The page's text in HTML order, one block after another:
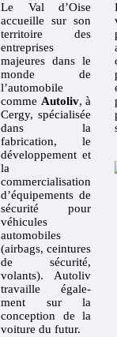
Le Val d’Oise
accueille sur son
territoire des
entreprises
majeures dans le
monde de
l’automobile
comme Autoliv, à
Cergy, spécialisée
dans la
fabrication, le
développement et
la
commercialisation
d’équipements de
sécurité pour
véhicules
automobiles
(airbags, ceintures
de sécurité,
volants). Autoliv
travaille égale-
ment sur la
conception de la
voiture du futur.